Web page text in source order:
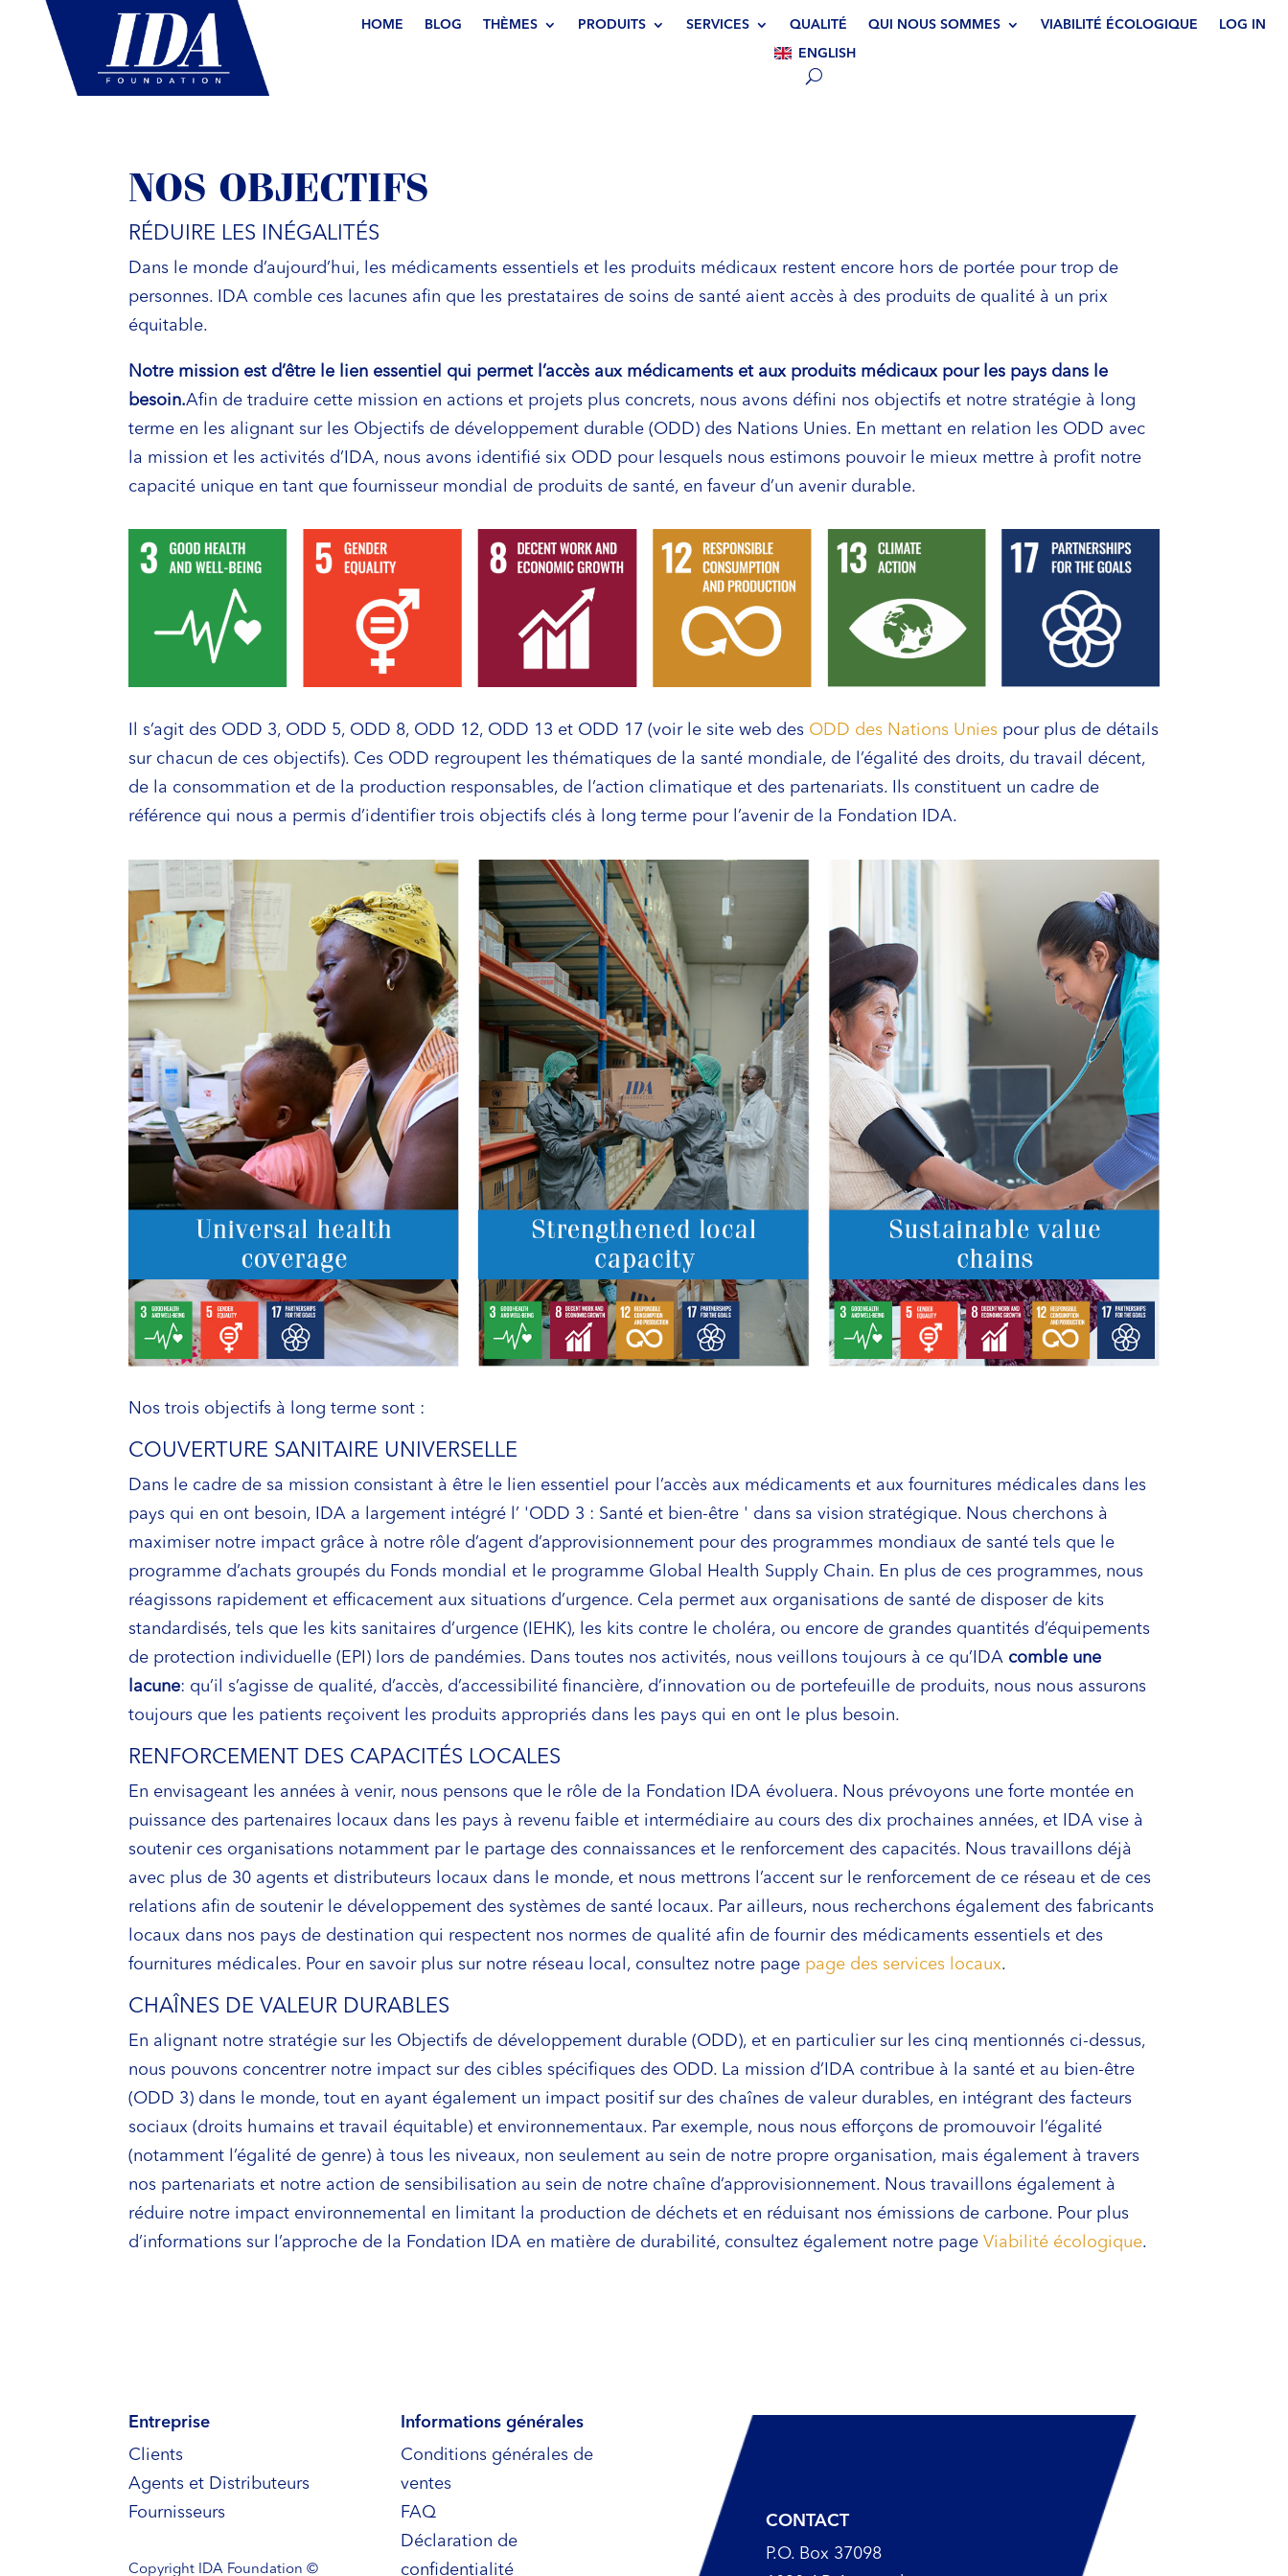
HOME BLOG THÈMES PRODUITS SERVICES QUALITÉ QUI NOUS SOMMES VIABILITÉ ÉCOLOGIQUE LOG IN
ENGLISH
NOS OBJECTIFS
RÉDUIRE LES INÉGALITÉS
Dans le monde d’aujourd’hui, les médicaments essentiels et les produits médicaux restent encore hors de portée pour trop de
personnes. IDA comble ces lacunes afin que les prestataires de soins de santé aient accès à des produits de qualité à un prix
équitable.
Notre mission est d’être le lien essentiel qui permet l’accès aux médicaments et aux produits médicaux pour les pays dans le
besoin.Afin de traduire cette mission en actions et projets plus concrets, nous avons défini nos objectifs et notre stratégie à long
terme en les alignant sur les Objectifs de développement durable (ODD) des Nations Unies. En mettant en relation les ODD avec
la mission et les activités d’IDA, nous avons identifié six ODD pour lesquels nous estimons pouvoir le mieux mettre à profit notre
capacité unique en tant que fournisseur mondial de produits de santé, en faveur d’un avenir durable.
Il s’agit des ODD 3, ODD 5, ODD 8, ODD 12, ODD 13 et ODD 17 (voir le site web des ODD des Nations Unies pour plus de détails
sur chacun de ces objectifs). Ces ODD regroupent les thématiques de la santé mondiale, de l’égalité des droits, du travail décent,
de la consommation et de la production responsables, de l’action climatique et des partenariats. Ils constituent un cadre de
référence qui nous a permis d’identifier trois objectifs clés à long terme pour l’avenir de la Fondation IDA.
Nos trois objectifs à long terme sont :
COUVERTURE SANITAIRE UNIVERSELLE
Dans le cadre de sa mission consistant à être le lien essentiel pour l’accès aux médicaments et aux fournitures médicales dans les
pays qui en ont besoin, IDA a largement intégré l’ 'ODD 3 : Santé et bien-être ' dans sa vision stratégique. Nous cherchons à
maximiser notre impact grâce à notre rôle d’agent d’approvisionnement pour des programmes mondiaux de santé tels que le
programme d’achats groupés du Fonds mondial et le programme Global Health Supply Chain. En plus de ces programmes, nous
réagissons rapidement et efficacement aux situations d’urgence. Cela permet aux organisations de santé de disposer de kits
standardisés, tels que les kits sanitaires d’urgence (IEHK), les kits contre le choléra, ou encore de grandes quantités d’équipements
de protection individuelle (EPI) lors de pandémies. Dans toutes nos activités, nous veillons toujours à ce qu’IDA comble une
lacune: qu’il s’agisse de qualité, d’accès, d’accessibilité financière, d’innovation ou de portefeuille de produits, nous nous assurons
toujours que les patients reçoivent les produits appropriés dans les pays qui en ont le plus besoin.
RENFORCEMENT DES CAPACITÉS LOCALES
En envisageant les années à venir, nous pensons que le rôle de la Fondation IDA évoluera. Nous prévoyons une forte montée en
puissance des partenaires locaux dans les pays à revenu faible et intermédiaire au cours des dix prochaines années, et IDA vise à
soutenir ces organisations notamment par le partage des connaissances et le renforcement des capacités. Nous travaillons déjà
avec plus de 30 agents et distributeurs locaux dans le monde, et nous mettrons l’accent sur le renforcement de ce réseau et de ces
relations afin de soutenir le développement des systèmes de santé locaux. Par ailleurs, nous recherchons également des fabricants
locaux dans nos pays de destination qui respectent nos normes de qualité afin de fournir des médicaments essentiels et des
fournitures médicales. Pour en savoir plus sur notre réseau local, consultez notre page page des services locaux.
CHAÎNES DE VALEUR DURABLES
En alignant notre stratégie sur les Objectifs de développement durable (ODD), et en particulier sur les cinq mentionnés ci-dessus,
nous pouvons concentrer notre impact sur des cibles spécifiques des ODD. La mission d’IDA contribue à la santé et au bien-être
(ODD 3) dans le monde, tout en ayant également un impact positif sur des chaînes de valeur durables, en intégrant des facteurs
sociaux (droits humains et travail équitable) et environnementaux. Par exemple, nous nous efforçons de promouvoir l’égalité
(notamment l’égalité de genre) à tous les niveaux, non seulement au sein de notre propre organisation, mais également à travers
nos partenariats et notre action de sensibilisation au sein de notre chaîne d’approvisionnement. Nous travaillons également à
réduire notre impact environnemental en limitant la production de déchets et en réduisant nos émissions de carbone. Pour plus
d’informations sur l’approche de la Fondation IDA en matière de durabilité, consultez également notre page Viabilité écologique.
Entreprise
Clients
Agents et Distributeurs
Fournisseurs
Copyright IDA Foundation ©
Informations générales
Conditions générales de
ventes
FAQ
Déclaration de
confidentialité
CONTACT
P.O. Box 37098